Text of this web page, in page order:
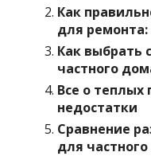
Как
для
Как выбрать
частного
Все о теплых
недостатки
Сравнение
для